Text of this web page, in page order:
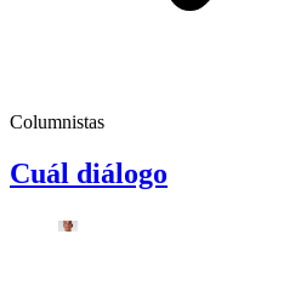
Columnistas
Cuál diálogo